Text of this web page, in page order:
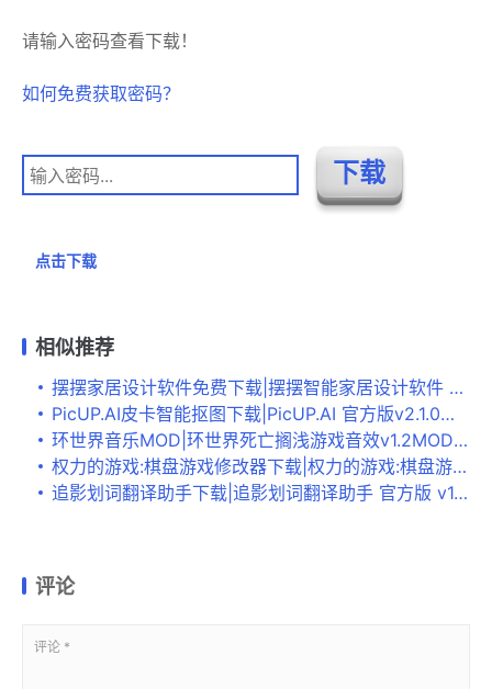
请输入密码查看下载！
如何免费获取密码？
点击下载
相似推荐
摆摆家居设计软件免费下载|摆摆智能家居设计软件 最新官方版V0.1.0下载
PicUP.AI皮卡智能抠图下载|PicUP.AI 官方版v2.1.0下载
环世界音乐MOD|环世界死亡搁浅游戏音效v1.2MOD 下载
权力的游戏:棋盘游戏修改器下载|权力的游戏:棋盘游戏无限权利修改器 v2022.07.11下载
追影划词翻译助手下载|追影划词翻译助手 官方版 v1.0.0下载
评论